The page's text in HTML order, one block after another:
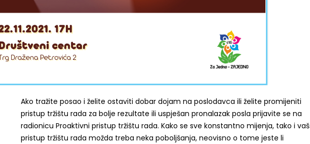
Ako tražite posao i želite ostaviti dobar dojam na poslodavca ili želite promijeniti
pristup tržištu rada za bolje rezultate ili uspješan pronalazak posla prijavite se na
radionicu Proaktivni pristup tržištu rada. Kako se sve konstantno mijenja, tako i vaš
pristup tržištu rada možda treba neka poboljšanja, neovisno o tome jeste li